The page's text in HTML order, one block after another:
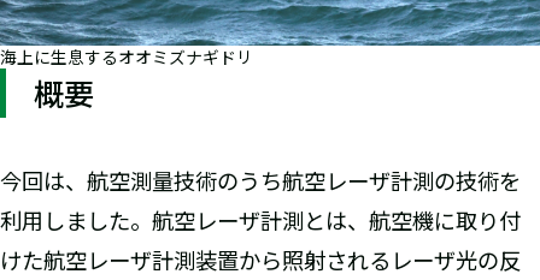
海上に生息するオオミズナギドリ
概要
今回は、航空測量技術のうち航空レーザ計測の技術を
利用しました。航空レーザ計測とは、航空機に取り付
けた航空レーザ計測装置から照射されるレーザ光の反